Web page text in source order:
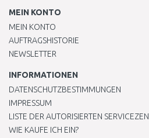
MEIN KONTO
MEIN KONTO
AUFTRAGSHISTORIE
NEWSLETTER
INFORMATIONEN
DATENSCHUTZBESTIMMUNGEN
IMPRESSUM
LISTE DER AUTORISIERTEN
WIE KAUFE ICH EIN?